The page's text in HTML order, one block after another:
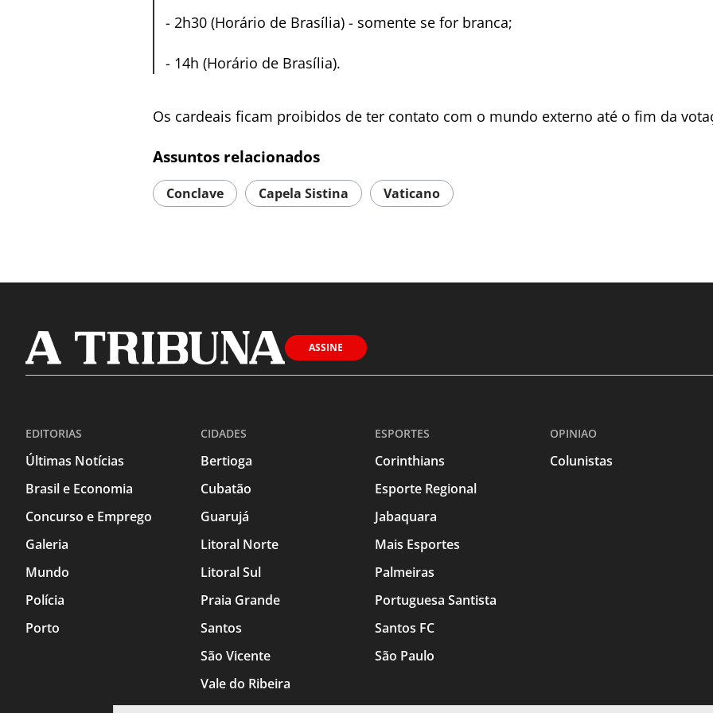
- 2h30 (Horário de Brasília) - somente se for branca;
- 14h (Horário de Brasília).
Os cardeais ficam proibidos de ter contato com o mundo externo até o fim da
Assuntos relacionados
Conclave Capela Sistina Vaticano
ASSINE
EDITORIAS
Últimas Notícias
Brasil e Economia
Concurso e Emprego
Galeria
Mundo
Polícia
Porto
CIDADES
Bertioga
Cubatão
Guarujá
Litoral Norte
Litoral Sul
Praia Grande
Santos
São Vicente
Vale do Ribeira
ESPORTES
Corinthians
Esporte Regional
Jabaquara
Mais Esportes
Palmeiras
Portuguesa Santista
Santos FC
São Paulo
OPINIAO
Colunistas